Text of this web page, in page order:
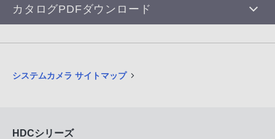
カタログPDFダウンロード
システムカメラ サイトマップ
HDCシリーズ